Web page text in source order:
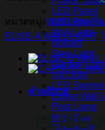
LED Panel
LED Panel
Wall Light
Bollard
Step Light
Garden
Up Light
LED
Linear Wall
Post Lamp
High Bay
Streetlight
หมวดหมู่: Wall Light (โ
ELISE-A WALL LIGHT,
คำอธิบาย